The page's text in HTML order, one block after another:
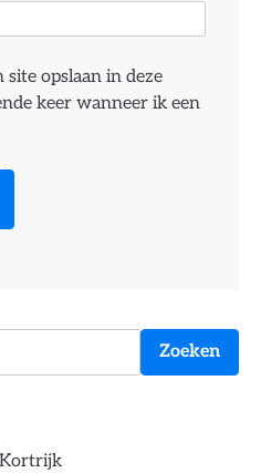
site opslaan in deze
keer wanneer ik een
Zoeken